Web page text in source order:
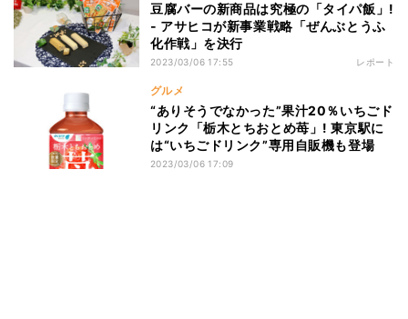
豆腐バーの新商品は究極の「タイパ飯」!
- アサヒコが新事業戦略「ぜんぶとうふ
化作戦」を決行
2023/03/06 17:55 レポート
グルメ
“ありそうでなかった”果汁20％いちごド
リンク「栃木とちおとめ苺」! 東京駅に
は“いちごドリンク”専用自販機も登場
2023/03/06 17:09